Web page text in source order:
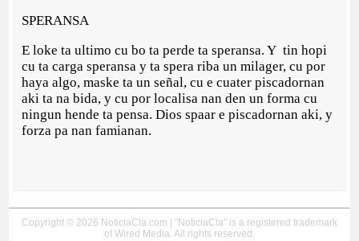
SPERANSA
E loke ta ultimo cu bo ta perde ta speransa. Y tin hopi
cu ta carga speransa y ta spera riba un milager, cu por
haya algo, maske ta un señal, cu e cuater piscadornan
aki ta na bida, y cu por localisa nan den un forma cu
ningun hende ta pensa. Dios spaar e piscadornan aki, y
forza pa nan famianan.
Copyright © 2026 NoticiaCla.com | "NoticiaCla" is a registered trademark
of Wired Media. All rights reserved.